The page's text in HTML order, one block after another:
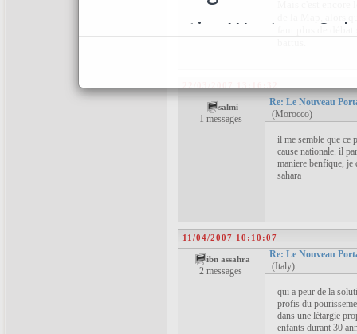
salmi
1 messages
Re: Le Nouveau
(Morocco)
il me semble que ce
cause nationale. il
maniere benfique,
sahara
11/04/2007 10:10:07
ibn assahra
2 messages
Re: Le Nouveau
(Italy)
qui a peur de la
profis du
dans une létargie
enfants durant 30